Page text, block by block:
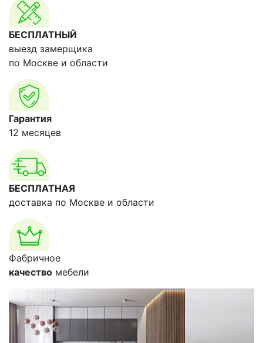
БЕСПЛАТНЫЙ
выезд замерщика
по Москве и области
Гарантия
12 месяцев
БЕСПЛАТНАЯ
доставка по Москве и области
Фабричное
качество мебели